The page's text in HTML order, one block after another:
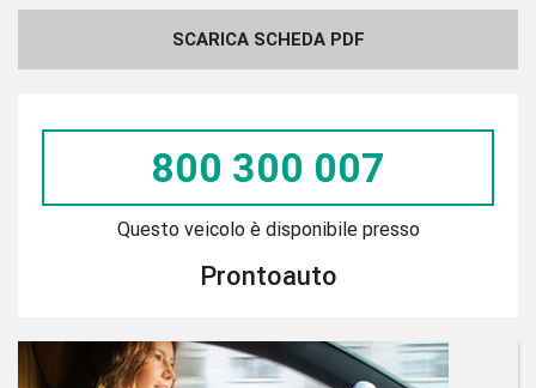
SCARICA SCHEDA PDF
800 300 007
Questo veicolo è disponibile presso
Prontoauto